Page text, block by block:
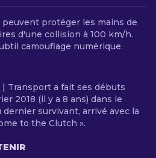
protéger les mains de
d'une collision à 100 km/h.
camouflage numérique.
Transport a fait ses débuts
2018 (il y a 8 ans) dans le
dernier survivant, arrivé avec la
to the Clutch ».